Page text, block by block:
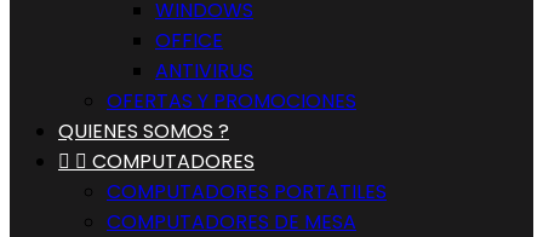
WINDOWS
OFFICE
ANTIVIRUS
OFERTAS Y PROMOCIONES
QUIENES SOMOS ?
  COMPUTADORES
COMPUTADORES PORTATILES
COMPUTADORES DE MESA